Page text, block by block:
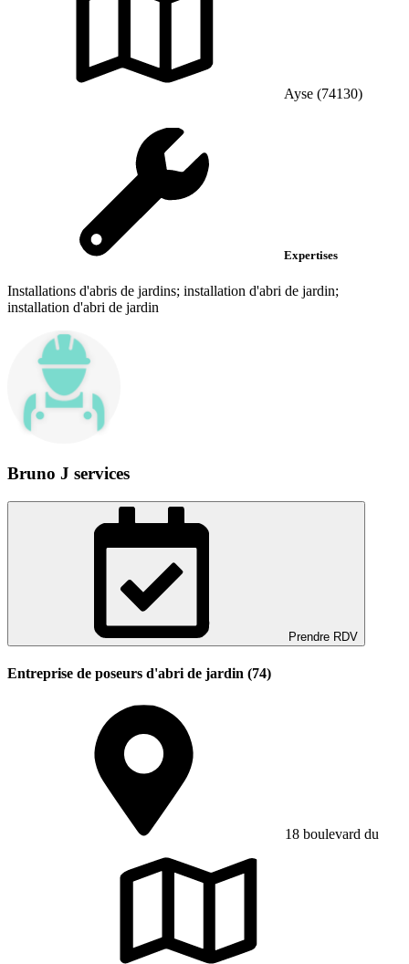
Ayse (74130)
Expertises
Installations d'abris de jardins; installation d'abri de jardin;
installation d'abri de jardin
Bruno J services
Prendre RDV
Entreprise de poseurs d'abri de jardin (74)
18 boulevard du